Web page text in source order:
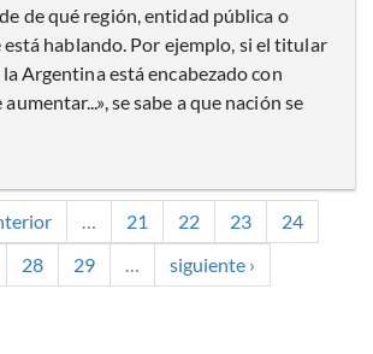
de qué región, entidad pública o
está hablando. Por ejemplo, si el titular
Argentina está encabezado con
se sabe a que nación se
… 21 22 23
24
28 29 …
siguiente ›